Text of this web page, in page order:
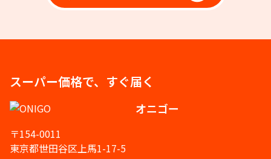
スーパー価格で、すぐ届く
オニゴー
〒154-0011
東京都世田谷区上馬1-17-5